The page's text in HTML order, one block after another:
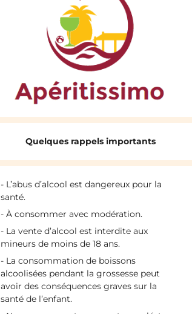
Quelques rappels importants
- L’abus d’alcool est dangereux pour la
santé.
- À consommer avec modération.
- La vente d’alcool est interdite aux
mineurs de moins de 18 ans.
- La consommation de boissons
alcoolisées pendant la grossesse peut
avoir des conséquences graves sur la
santé de l’enfant.